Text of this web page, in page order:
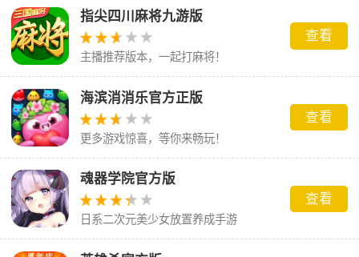
指尖四川麻将九游版
主播推荐版本，一起打麻将！
查看
海滨消消乐官方正版
更多游戏惊喜，等你来畅玩！
查看
魂器学院官方版
日系二次元美少女放置养成手游
查看